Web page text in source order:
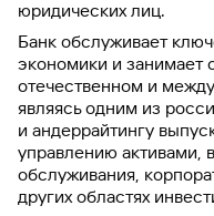
юридических лиц.
Банк обслуживает
экономики и занимает
отечественном и
являясь одним из
и андеррайтингу
управлению активами,
обслуживания,
других областях